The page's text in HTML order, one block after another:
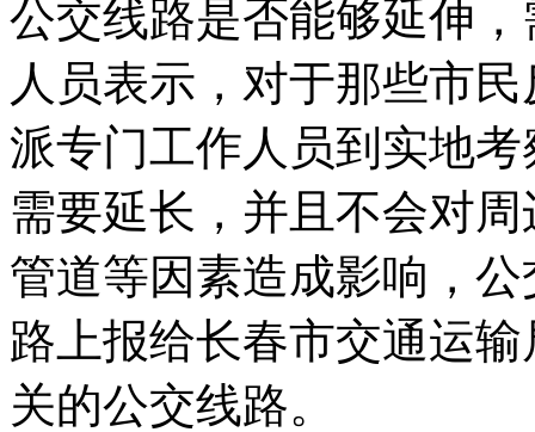
公交线路是否能够延伸
人员表示，对于那些市
派专门工作人员到实地
需要延长，并且不会对
管道等因素造成影响，
路上报给长春市交通运
关的公交线路。